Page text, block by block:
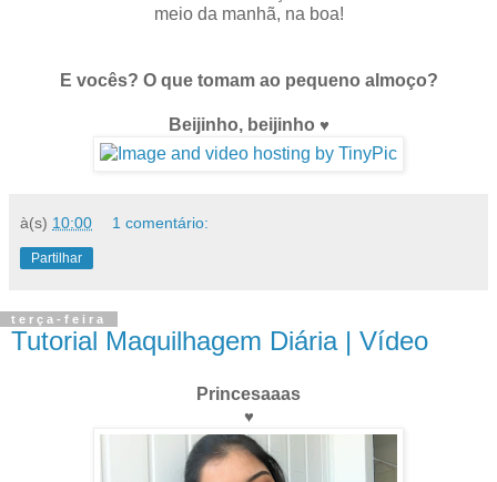
meio da manhã, na boa!
E vocês? O que tomam ao pequeno almoço?
Beijinho, beijinho ♥
à(s) 10:00 1 comentário:
Partilhar
terça-feira
Tutorial Maquilhagem Diária | Vídeo
Princesaaas
♥